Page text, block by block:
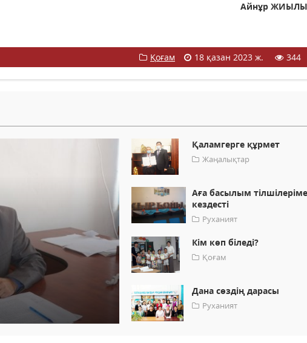
Айнұр
Қоғам 18 қазан 2023 ж. 344
Қаламгерге құрмет
Жаңалықтар
Аға басылым
кездесті
Руханият
Кім көп біледі?
Қоғам
Дана сөздің дарасы
Руханият